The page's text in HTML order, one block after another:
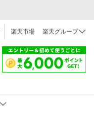
楽天市場 楽天グループ